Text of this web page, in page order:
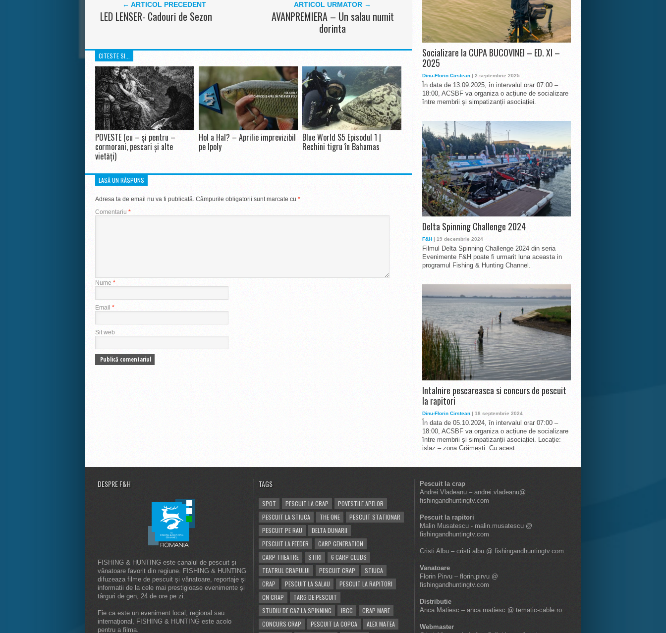
← ARTICOL PRECEDENT
LED LENSER- Cadouri de Sezon
ARTICOL URMATOR →
AVANPREMIERA – Un salau numit
dorinta
CITESTE SI...
POVESTE (cu – și pentru –
cormorani, pescari și alte
vietăți)
Hol a Hal? – Aprilie imprevizibil
pe Ipoly
Blue World S5 Episodul 1 |
Rechini tigru în Bahamas
LASĂ UN RĂSPUNS
Adresa ta de email nu va fi publicată. Câmpurile obligatorii sunt marcate cu *
Comentariu *
Nume *
Email *
Sit web
Socializare la CUPA BUCOVINEI – ED. XI –
2025
Dinu-Florin Cirstean | 2 septembrie 2025
În data de 13.09.2025, în intervalul orar 07:00 –
18:00, ACSBF va organiza o acțiune de socializare
între membrii și simpatizanții asociației.
Delta Spinning Challenge 2024
F&H | 19 decembrie 2024
Filmul Delta Spinning Challenge 2024 din seria
Evenimente F&H poate fi urmarit luna aceasta in
programul Fishing & Hunting Channel.
Intalnire pescareasca si concurs de pescuit
la rapitori
Dinu-Florin Cirstean | 18 septembrie 2024
În data de 05.10.2024, în intervalul orar 07:00 –
18:00, ACSBF va organiza o acțiune de socializare
între membrii și simpatizanții asociației. Locație:
islaz – zona Grămești. Cu acest...
DESPRE F&H
FISHING & HUNTING este canalul de pescuit și
vânatoare favorit din regiune. FISHING & HUNTING
difuzeaza filme de pescuit și vânatoare, reportaje și
informatii de la cele mai prestigioase evenimente și
târguri de gen, 24 de ore pe zi.
Fie ca este un eveniment local, regional sau
internaţional, FISHING & HUNTING este acolo
pentru a filma.
TAGS
SPOT PESCUIT LA CRAP
POVESTILE APELOR
PESCUIT LA STIUCA
THE ONE
PESCUIT STATIONAR
PESCUIT PE RAU
DELTA DUNARII
PESCUIT LA FEEDER
CARP GENERATION
CARP THEATRE
STIRI
6 CARP CLUBS
TEATRUL CRAPULUI
PESCUIT CRAP
STIUCA
CRAP
PESCUIT LA SALAU
PESCUIT LA RAPITORI
CN CRAP
TARG DE PESCUIT
STUDIU DE CAZ LA SPINNING
IBCC
CRAP MARE
CONCURS CRAP
PESCUIT LA COPCA
ALEX MATEA
Pescuit la crap
Andrei Vladeanu – andrei.vladeanu@
fishingandhuntingtv.com
Pescuit la rapitori
Malin Musatescu - malin.musatescu @
fishingandhuntingtv.com
Cristi Albu – cristi.albu @ fishingandhuntingtv.com
Vanatoare
Florin Pirvu – florin.pirvu @
fishingandhuntingtv.com
Distributie
Anca Matiesc – anca.matiesc @ tematic-cable.ro
Webmaster